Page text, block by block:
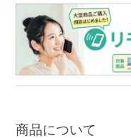
商品について